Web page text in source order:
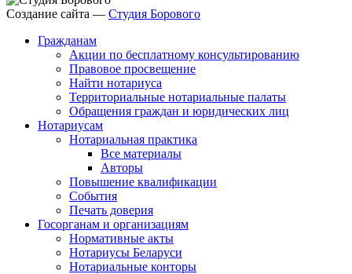
Создание сайта — Студия Борового
Гражданам
Акции по бесплатному консультированию
Правовое просвещение
Найти нотариуса
Территориальные нотариальные палаты
Обращения граждан и юридических лиц
Нотариусам
Нотариальная практика
Все материалы
Авторы
Повышение квалификации
События
Печать доверия
Госорганам и организациям
Нормативные акты
Нотариусы Беларуси
Нотариальные конторы